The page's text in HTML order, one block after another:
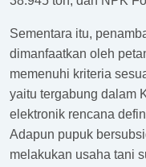
Sementara itu,
dimanfaatkan oleh
memenuhi kriteria
yaitu tergabung dalam
elektronik rencana
Adapun pupuk
melakukan usaha tani